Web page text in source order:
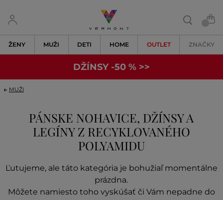
ŽENY MUŽI DETI HOME OUTLET ZNAČKY
DŽÍNSY -50 % >>
MUŽI
PÁNSKE NOHAVICE, DŽÍNSY A
LEGÍNY Z RECYKLOVANÉHO
POLYAMIDU
Ľutujeme, ale táto kategória je bohužiaľ momentálne
prázdna.
Môžete namiesto toho vyskúšať či Vám nepadne do